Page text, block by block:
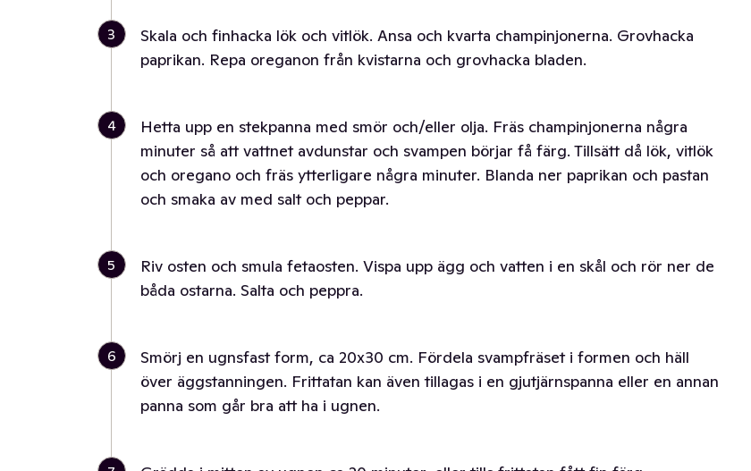
3
Skala och finhacka lök och vitlök. Ansa och kvarta champinjonerna. Grovhacka
paprikan. Repa oreganon från kvistarna och grovhacka bladen.
4
Hetta upp en stekpanna med smör och/eller olja. Fräs champinjonerna några
minuter så att vattnet avdunstar och svampen börjar få färg. Tillsätt då lök, vitlök
och oregano och fräs ytterligare några minuter. Blanda ner paprikan och pastan
och smaka av med salt och peppar.
5
Riv osten och smula fetaosten. Vispa upp ägg och vatten i en skål och rör ner de
båda ostarna. Salta och peppra.
6
Smörj en ugnsfast form, ca 20x30 cm. Fördela svampfräset i formen och häll
över äggstanningen. Frittatan kan även tillagas i en gjutjärnspanna eller en annan
panna som går bra att ha i ugnen.